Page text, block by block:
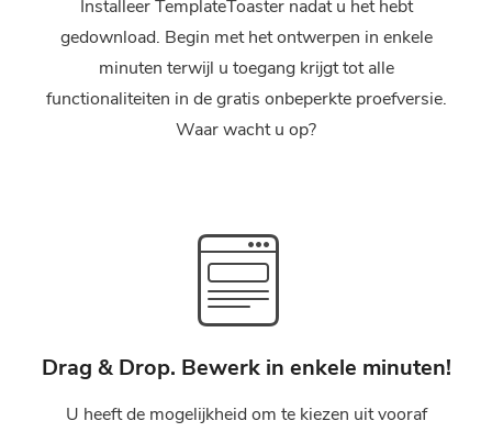
Installeer TemplateToaster nadat u het hebt
gedownload. Begin met het ontwerpen in enkele
minuten terwijl u toegang krijgt tot alle
functionaliteiten in de gratis onbeperkte proefversie.
Waar wacht u op?
Drag & Drop. Bewerk in enkele minuten!
U heeft de mogelijkheid om te kiezen uit vooraf